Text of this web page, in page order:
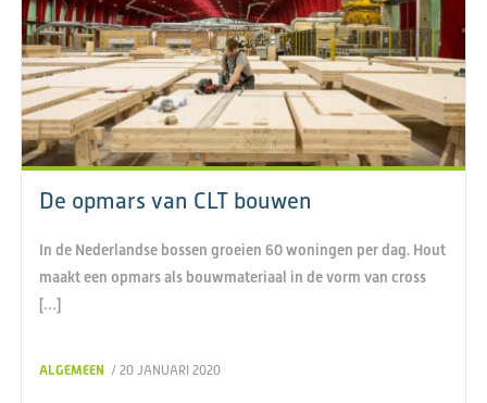
De opmars van CLT bouwen
In de Nederlandse bossen groeien 60 woningen per dag. Hout
maakt een opmars als bouwmateriaal in de vorm van cross
[…]
ALGEMEEN / 20 JANUARI 2020